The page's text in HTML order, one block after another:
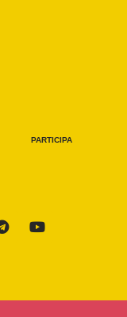
PARTICIPA